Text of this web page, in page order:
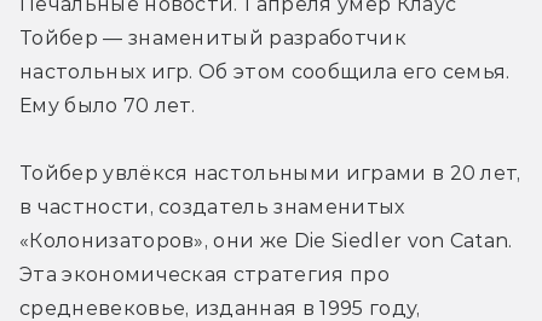
Тойбер — знаменитый разработчик
настольных игр. Об этом сообщила его семья.
Ему было 70 лет.
Тойбер увлёкся настольными играми в 20 лет,
в частности, создатель знаменитых
«Колонизаторов», они же Die Siedler von Catan.
Эта экономическая стратегия про
средневековье, изданная в 1995 году,